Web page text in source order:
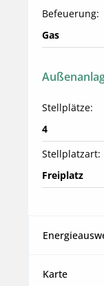
Befeuerung:
Gas
Stellplätze:
4
Stellplatzart:
Freiplatz
Karte